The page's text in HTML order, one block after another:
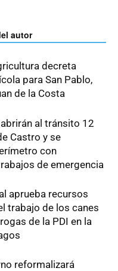
autor
decreta
para San Pablo,
de la Costa
al tránsito 12
Castro y se
con
de emergencia
aprueba recursos
trabajo de los canes
de la PDI en la
reformalizará